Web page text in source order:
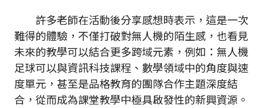
許多老師在活動後分享感想時表示，這是一次
難得的體驗，不僅打破對無人機的陌生感，也看見
未來的教學可以結合更多跨域元素，例如：無人機
足球可以與資訊科技課程、數學領域中的角度與速
度單元，甚至是品格教育的團隊合作主題深度結
合，從而成為課堂教學中極具啟發性的新興資源。